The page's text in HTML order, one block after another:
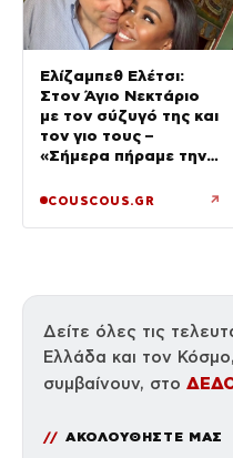
Ελίζαμπεθ Ελέτσι:
Στον Άγιο Νεκτάριο
με τον σύζυγό της και
τον γιο τους –
«Σήμερα πήραμε την
COUSCOUS.GR ↗
Δείτε όλες τις
Ελλάδα και τον
συμβαίνουν, στο
ΑΚΟΛΟΥΘΗΣΤΕ ΜΑΣ